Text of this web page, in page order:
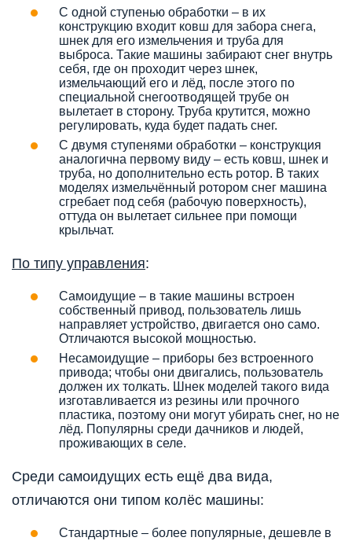
С одной ступенью обработки – в их
конструкцию входит ковш для забора снега,
шнек для его измельчения и труба для
выброса. Такие машины забирают снег внутрь
себя, где он проходит через шнек,
измельчающий его и лёд, после этого по
специальной снегоотводящей трубе он
вылетает в сторону. Труба крутится, можно
регулировать, куда будет падать снег.
С двумя ступенями обработки – конструкция
аналогична первому виду – есть ковш, шнек и
труба, но дополнительно есть ротор. В таких
моделях измельчённый ротором снег машина
сгребает под себя (рабочую поверхность),
оттуда он вылетает сильнее при помощи
крыльчат.
По типу управления:
Самоидущие – в такие машины встроен
собственный привод, пользователь лишь
направляет устройство, двигается оно само.
Отличаются высокой мощностью.
Несамоидущие – приборы без встроенного
привода; чтобы они двигались, пользователь
должен их толкать. Шнек моделей такого вида
изготавливается из резины или прочного
пластика, поэтому они могут убирать снег, но не
лёд. Популярны среди дачников и людей,
проживающих в селе.
Среди самоидущих есть ещё два вида,
отличаются они типом колёс машины:
Стандартные – более популярные, дешевле в